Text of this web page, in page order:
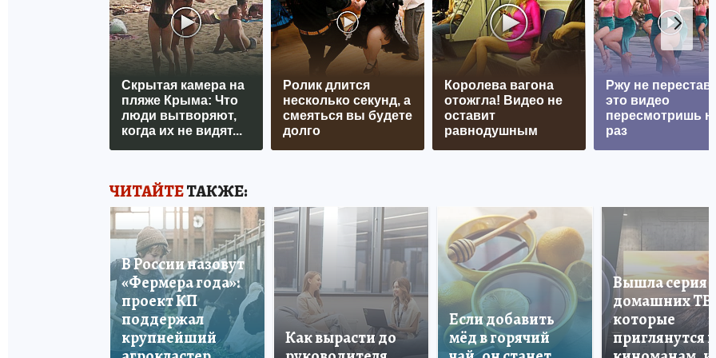
Скрытая камера на
пляже Крыма: Что
люди вытворяют,
когда их не видят...
Ролик длится
несколько секунд, а
смеяться вы будете
долго
Королева вагона
отожгла! Видео не
оставит
равнодушным
Ржу не
это видео
пересмотришь не
раз
ЧИТАЙТЕТАКЖЕ:
В России назовут
«Фермера года»:
проект КП
поддержал
крупнейший
Как вырасти до
Если добавить
мёд в горячий
Вышла серия
домашних ТВ,
которые
приглянутся и